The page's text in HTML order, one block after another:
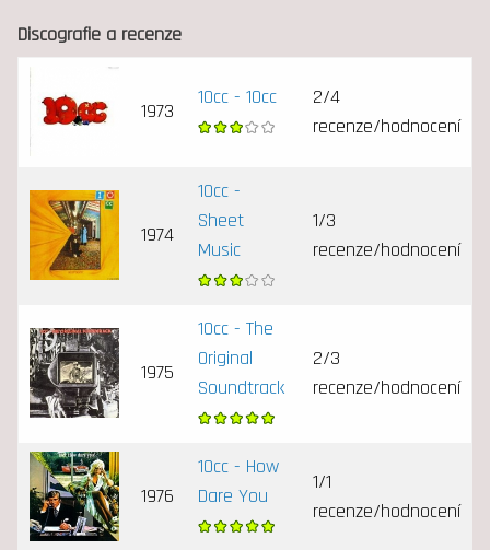
Discografie a recenze
1973
10cc - 10cc
2/4
recenze/hodnocení
1974
10cc -
Sheet
Music
1/3
recenze/hodnocení
1975
10cc - The
Original
Soundtrack
2/3
recenze/hodnocení
1976
10cc - How
Dare You
1/1
recenze/hodnocení